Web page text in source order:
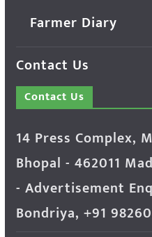
Farmer Diary
Contact Us
Contact Us
14 Press Complex,
Bhopal - 462011
- Advertisement
Bondriya, +91